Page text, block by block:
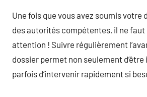
Une fois que vous avez soumis votre
des autorités compétentes, il ne
attention ! Suivre régulièrement
dossier permet non seulement
parfois d’intervenir rapidement si